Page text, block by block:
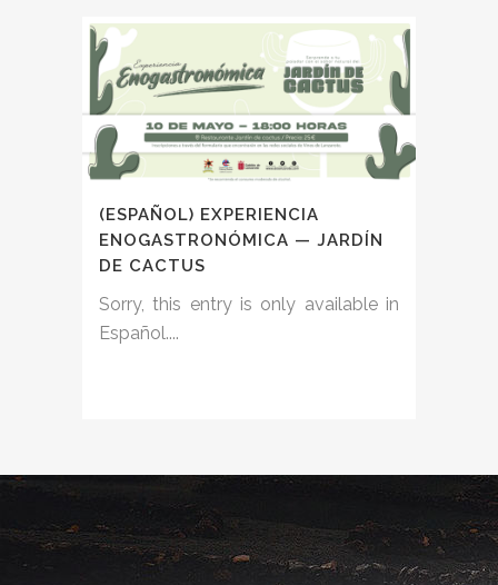
(ESPAÑOL) EXPERIENCIA
ENOGASTRONÓMICA — JARDÍN
DE CACTUS
Sorry, this entry is only available in
Español....